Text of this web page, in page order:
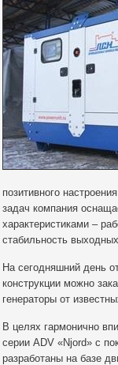
позитивного
задач компания
характеристиками –
стабильность
На сегодняшний день
конструкции можно
генераторы от
В целях гармонично
серии ADV «Njord» с
разработаны на базе